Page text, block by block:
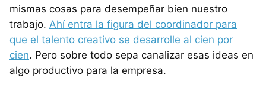
mismas cosas para desempeñar bien nuestro
trabajo. Ahí entra la figura del coordinador para
que el talento creativo se desarrolle al cien por
cien. Pero sobre todo sepa canalizar esas ideas en
algo productivo para la empresa.